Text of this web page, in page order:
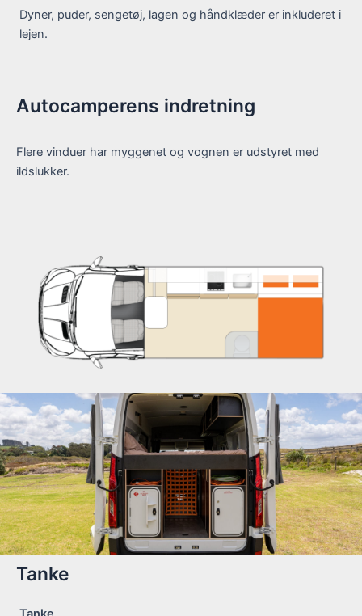
Dyner, puder, sengetøj, lagen og håndklæder er inkluderet i
lejen.
Autocamperens indretning
Flere vinduer har myggenet og vognen er udstyret med
ildslukker.
Tanke